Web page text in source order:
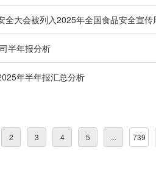
全大会被列入2025年全国食品安全宣
半年报分析
年半年报汇总分析
2 3 4 5 ... 739